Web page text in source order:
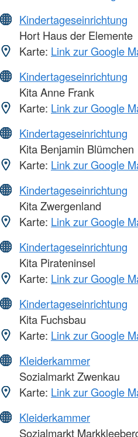
Kindertageseinrichtung
Hort Haus der Elemente
Karte: Link zur Google
Kindertageseinrichtung
Kita Anne Frank
Karte: Link zur Google
Kindertageseinrichtung
Kita Benjamin Blümchen
Karte: Link zur Google
Kindertageseinrichtung
Kita Zwergenland
Karte: Link zur Google
Kindertageseinrichtung
Kita Pirateninsel
Karte: Link zur Google
Kindertageseinrichtung
Kita Fuchsbau
Karte: Link zur Google
Kleiderkammer
Sozialmarkt Zwenkau
Karte: Link zur Google
Kleiderkammer
Sozialmarkt